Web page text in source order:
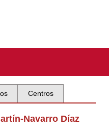
Centros
Navarro Díaz